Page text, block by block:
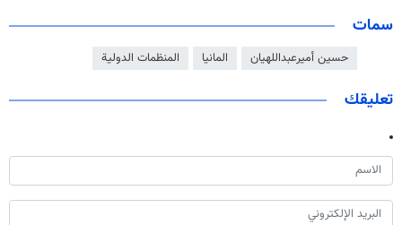
سمات
حسين أميرعبداللهيان المانيا المنظمات الدولية
تعليقك